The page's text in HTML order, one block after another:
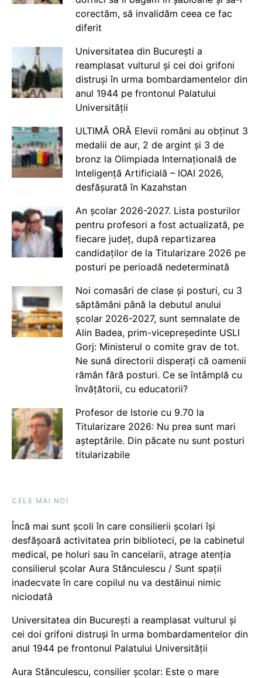
corectăm, să invalidăm ceea ce fac
diferit
Universitatea din București a
reamplasat vulturul și cei doi grifoni
distruși în urma bombardamentelor din
anul 1944 pe frontonul Palatului
Universității
ULTIMĂ ORĂ Elevii români au obținut 3
medalii de aur, 2 de argint și 3 de
bronz la Olimpiada Internațională de
Inteligență Artificială – IOAI 2026,
desfășurată în Kazahstan
An școlar 2026-2027. Lista posturilor
pentru profesori a fost actualizată, pe
fiecare județ, după repartizarea
candidaților de la Titularizare 2026 pe
posturi pe perioadă nedeterminată
Noi comasări de clase și posturi, cu 3
săptămâni până la debutul anului
școlar 2026-2027, sunt semnalate de
Alin Badea, prim-vicepreședinte USLI
Gorj: Ministerul o comite grav de tot.
Ne sună directorii disperați că oamenii
rămân fără posturi. Ce se întâmplă cu
învățătorii, cu educatorii?
Profesor de Istorie cu 9.70 la
Titularizare 2026: Nu prea sunt mari
așteptările. Din păcate nu sunt posturi
titularizabile
CELE MAI NOI
Încă mai sunt școli în care consilierii școlari își
desfășoară activitatea prin biblioteci, pe la cabinetul
medical, pe holuri sau în cancelarii, atrage atenția
consilierul școlar Aura Stănculescu / Sunt spații
inadecvate în care copilul nu va destăinui nimic
niciodată
Universitatea din București a reamplasat vulturul și
cei doi grifoni distruși în urma bombardamentelor din
anul 1944 pe frontonul Palatului Universității
Aura Stănculescu, consilier școlar: Este o mare